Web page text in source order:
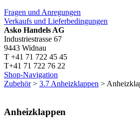
Fragen und Anregungen
Verkaufs und Lieferbedingungen
Asko Handels AG
Industriestrasse 67
9443 Widnau
T +41 71 722 45 45
T+41 71 722 76 22
Shop-Navigation
Zubehör> 3.7 Anheizklappen >
Anheizklappen